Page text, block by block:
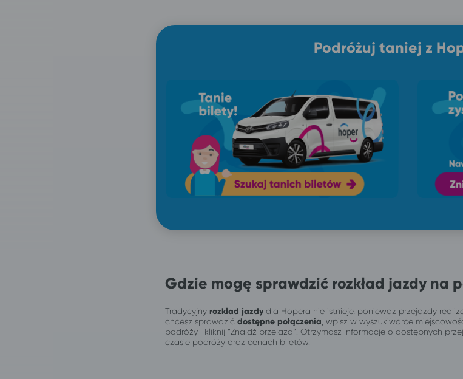
Podróżuj taniej z
Gdzie mogę sprawdzić rozkład jazdy na
Tradycyjny rozkład jazdydla Hopera nie istnieje, ponieważ przejazdy
chcesz sprawdzić dostępne połączenia , wpisz w wyszukiwarce
podróży i kliknij “Znajdź przejazd”. Otrzymasz informacje o dostępnych
czasie podróży oraz cenach biletów.